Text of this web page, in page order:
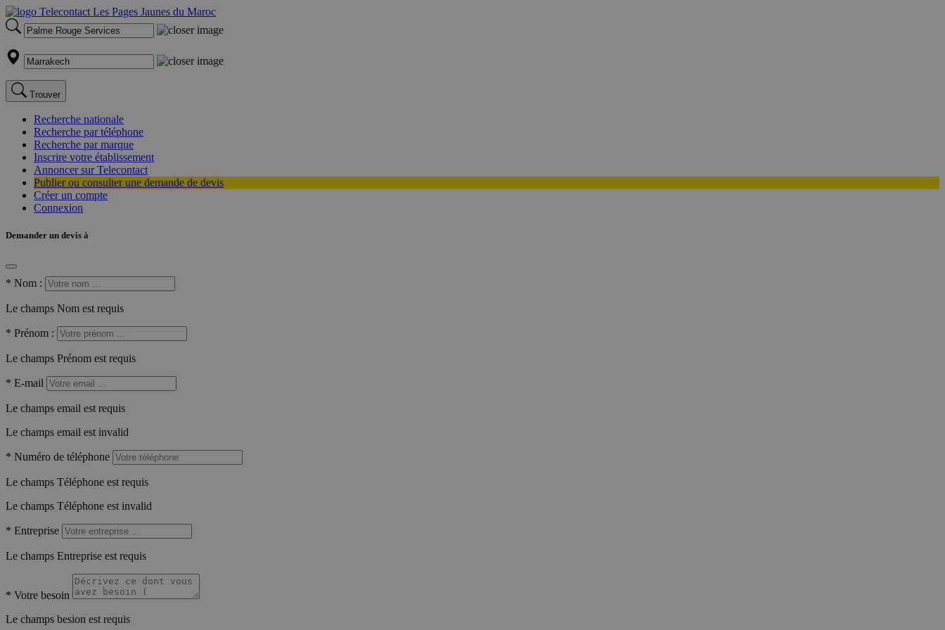
Trouver
Recherche nationale
Recherche par téléphone
Recherche par marque
Inscrire votre établissement
Annoncer sur Telecontact
Publier ou consulter une demande de devis
Créer un compte
Connexion
Demander un devis à
* Nom :
Le champs Nom est requis
* Prénom :
Le champs Prénom est requis
* E-mail
Le champs email est requis
Le champs email est invalid
* Numéro de téléphone
Le champs Téléphone est requis
Le champs Téléphone est invalid
* Entreprise
Le champs Entreprise est requis
* Votre besoin
Le champs besion est requis